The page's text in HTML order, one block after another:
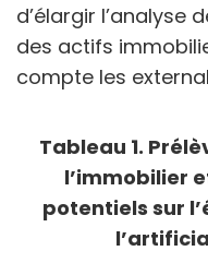
d’élargir l’analyse
des actifs
compte les
Tableau 1.
l’immobilier
potentiels sur